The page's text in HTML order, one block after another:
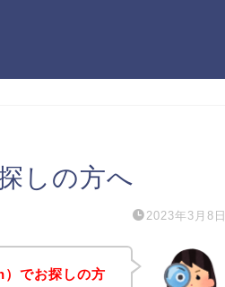
しの方へ
2023年3月8日
でお探しの方